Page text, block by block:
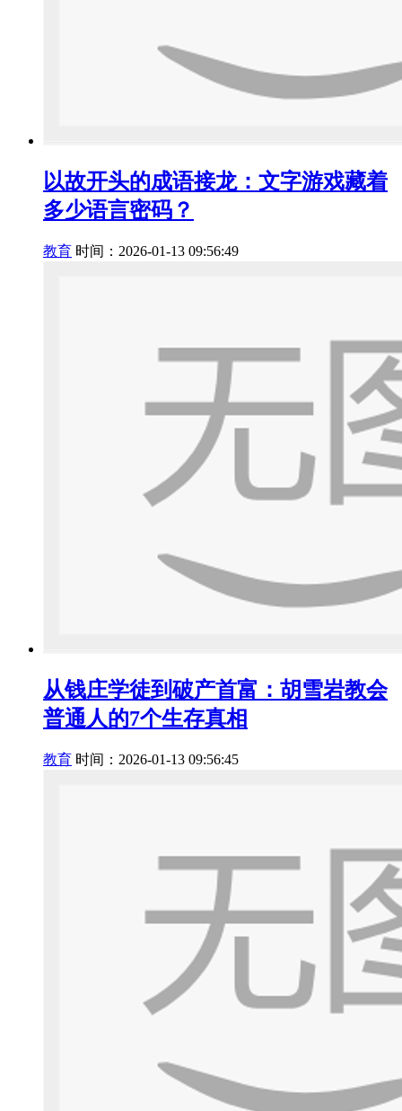
以故开头的成语接龙：文字游戏藏着
多少语言密码？
教育 时间：2026-01-13 09:56:49
从钱庄学徒到破产首富：胡雪岩教会
普通人的7个生存真相
教育 时间：2026-01-13 09:56:45